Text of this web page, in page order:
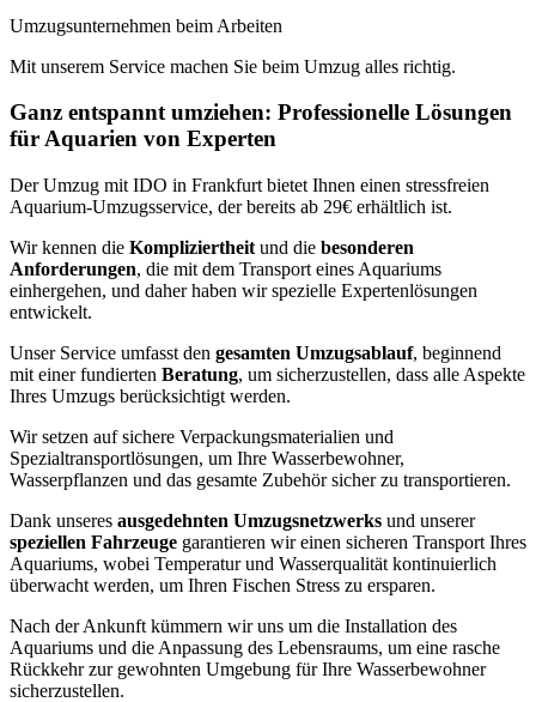
Umzugsunternehmen beim Arbeiten
Mit unserem Service machen Sie beim Umzug alles richtig.
Ganz entspannt umziehen: Professionelle Lösungen
für Aquarien von Experten
Der Umzug mit IDO in Frankfurt bietet Ihnen einen stressfreien
Aquarium-Umzugsservice, der bereits ab 29€ erhältlich ist.
Wir kennen die Kompliziertheit und die besonderen
Anforderungen, die mit dem Transport eines Aquariums
einhergehen, und daher haben wir spezielle Expertenlösungen
entwickelt.
Unser Service umfasst den gesamten Umzugsablauf, beginnend
mit einer fundierten Beratung, um sicherzustellen, dass alle Aspekte
Ihres Umzugs berücksichtigt werden.
Wir setzen auf sichere Verpackungsmaterialien und
Spezialtransportlösungen, um Ihre Wasserbewohner,
Wasserpflanzen und das gesamte Zubehör sicher zu transportieren.
Dank unseres ausgedehnten Umzugsnetzwerks und unserer
speziellen Fahrzeuge garantieren wir einen sicheren Transport Ihres
Aquariums, wobei Temperatur und Wasserqualität kontinuierlich
überwacht werden, um Ihren Fischen Stress zu ersparen.
Nach der Ankunft kümmern wir uns um die Installation des
Aquariums und die Anpassung des Lebensraums, um eine rasche
Rückkehr zur gewohnten Umgebung für Ihre Wasserbewohner
sicherzustellen.